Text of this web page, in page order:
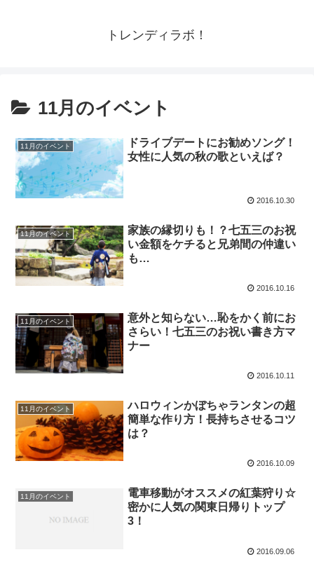
トレンディラボ！
11月のイベント
11月のイベント
ドライブデートにお勧めソング！
女性に人気の秋の歌といえば？
2016.10.30
11月のイベント
家族の縁切りも！？七五三のお祝
い金額をケチると兄弟間の仲違い
も…
2016.10.16
11月のイベント
意外と知らない…恥をかく前にお
さらい！七五三のお祝い書き方マ
ナー
2016.10.11
11月のイベント
ハロウィンかぼちゃランタンの超
簡単な作り方！長持ちさせるコツ
は？
2016.10.09
11月のイベント
電車移動がオススメの紅葉狩り☆
密かに人気の関東日帰りトップ
3！
2016.09.06